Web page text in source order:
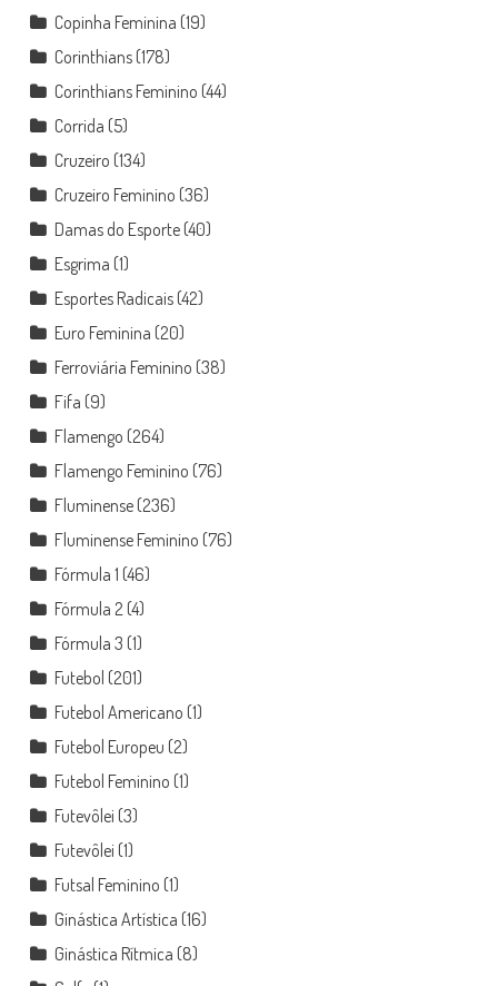
Copinha Feminina (19)
Corinthians(178)
Corinthians Feminino (44)
Corrida (5)
Cruzeiro (134)
Cruzeiro Feminino (36)
Damas do Esporte(40)
Esgrima (1)
Esportes Radicais(42)
Euro Feminina (20)
Ferroviária Feminino (38)
Fifa (9)
Flamengo (264)
Flamengo Feminino (76)
Fluminense(236)
Fluminense Feminino (76)
Fórmula 1 (46)
Fórmula 2(4)
Fórmula 3 (1)
Futebol (201)
Futebol Americano (1)
Futebol Europeu (2)
Futebol Feminino (1)
Futevôlei (3)
Futevôlei (1)
Futsal Feminino (1)
Ginástica Artística (16)
Ginástica Rítmica (8)